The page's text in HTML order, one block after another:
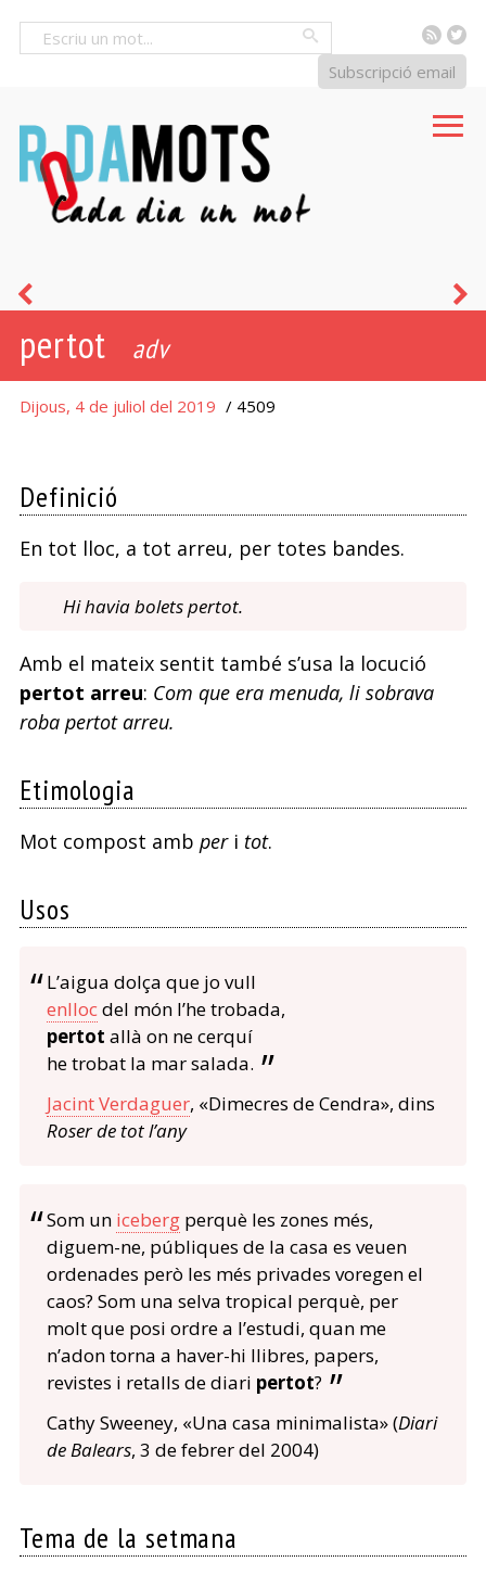
RSS
Subscripció email
pertot adv
Dijous, 4 de juliol del 2019 / 4509
Definició
En tot lloc, a tot arreu, per totes bandes.
Hi havia bolets pertot.
Amb el mateix sentit també s’usa la locució
pertot arreu: Com que era menuda, li sobrava
roba pertot arreu.
Etimologia
Mot compost amb peri tot.
Usos
L’aigua dolça que jo vull
enllocdel món l’he trobada,
pertot allà on ne cerquí
he trobat la mar salada.
Jacint Verdaguer, «Dimecres de Cendra», dins
Roser de tot l’any
Som un iceberg perquè les zones més,
diguem-ne, públiques de la casa es veuen
ordenades però les més privades voregen el
caos? Som una selva tropical perquè, per
molt que posi ordre a l’estudi, quan me
n’adon torna a haver-hi llibres, papers,
revistes i retalls de diari pertot?
Cathy Sweeney, «Una casa minimalista» (Diari
de Balears, 3 de febrer del 2004)
Tema de la setmana
tothora